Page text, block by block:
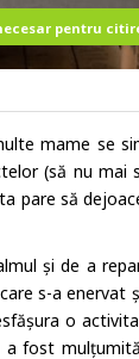
pentru
mame se
(să nu mai
pare să
și de a
s-a enervat
o
a fost